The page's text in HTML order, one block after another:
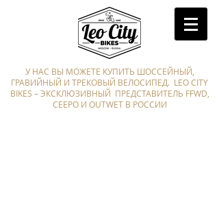
У НАС ВЫ МОЖЕТЕ КУПИТЬ ШОССЕЙНЫЙ,
ГРАВИЙНЫЙ И ТРЕКОВЫЙ ВЕЛОСИПЕД. LEO CITY
BIKES – ЭКСКЛЮЗИВНЫЙ ПРЕДСТАВИТЕЛЬ FFWD,
CEEPO И OUTWET В РОССИИ